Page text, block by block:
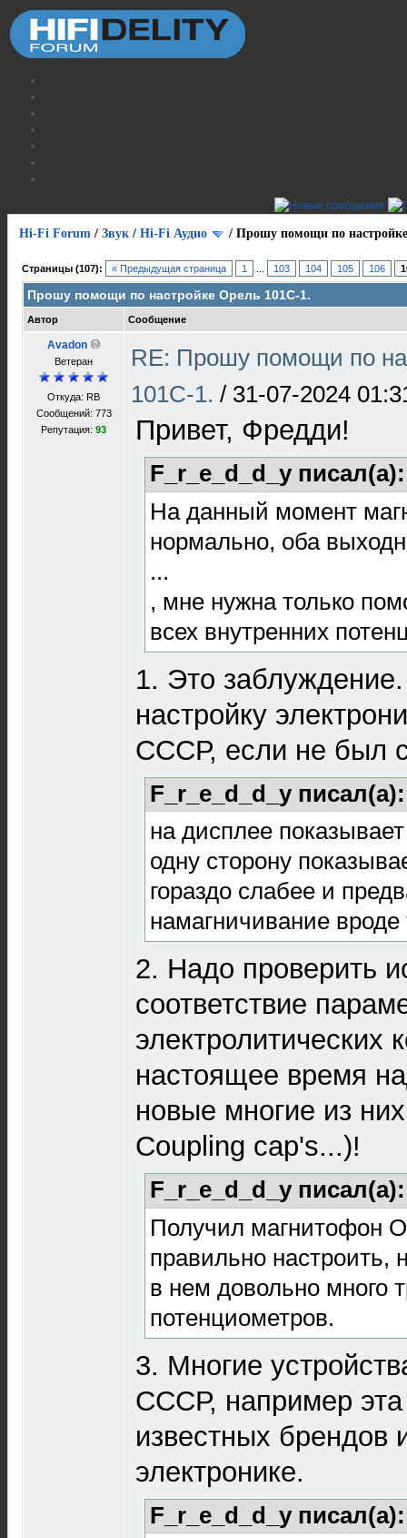
Hi-Fi Forum / Звук / Hi-Fi Аудио / Прошу помощи по
Страницы (107): « Предыдущая страница 1 103 104 105 106
Прошу помощи по настройке Орель 101С-1.
Автор Сообщение
Avadon
Ветеран
Откуда: RB
Сообщений: 773
Репутация: 93
RE: Прошу помощи по
101С-1. / 31-07-2024
Привет, Фредди!
F_r_e_d_d_y
На данный момент
нормально, оба
...
, мне нужна только
всех внутренних
1. Это
настройку
СССР, если не был
F_r_e_d_d_y
на дисплее
одну сторону
гораздо слабее и
намагничивание
2. Надо проверить
соответствие
электролитических
настоящее время
новые многие из
Coupling cap's...)!
F_r_e_d_d_y
Получил магнитофон
правильно настроить,
в нем довольно много
потенциометров.
3. Многие
СССР, например эта
известных брендов
электронике.
F_r_e_d_d_y